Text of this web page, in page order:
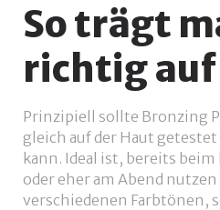
So trägt
richtig auf
Prinzipiell sollte Bronzing
gleich auf der Haut
kann. Ideal ist, bereits
oder eher am Abend
verschiedenen Farbtönen,